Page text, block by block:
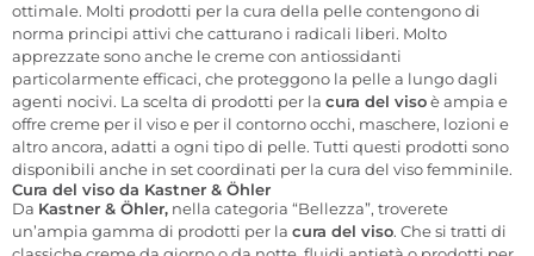
ottimale. Molti prodotti per la cura della pelle contengono di
norma principi attivi che catturano i radicali liberi. Molto
apprezzate sono anche le creme con antiossidanti
particolarmente efficaci, che proteggono la pelle a lungo dagli
agenti nocivi. La scelta di prodotti per la cura del visoè ampia e
offre creme per il viso e per il contorno occhi, maschere, lozioni e
altro ancora, adatti a ogni tipo di pelle. Tutti questi prodotti sono
disponibili anche in set coordinati per la cura del viso femminile.
Cura del viso da Kastner & Öhler
Da Kastner & Öhler, nella categoria “Bellezza”, troverete
un’ampia gamma di prodotti per la cura del viso. Che si tratti di